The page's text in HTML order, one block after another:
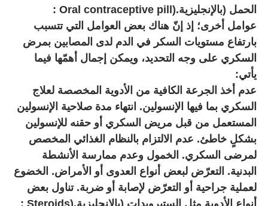
الحمل (بالإنجليزية: Oral contraceptive pill).
عوامل أخرى؛ إذ إنّ هناك بعض العوامل التي تتسبب
بارتفاع مستويات السكر في الدم لدى المصابين بمرض
السكري على وجه التحديد، ويمكن إجمال أهمّها فيما
يأتي:
عدم أخذ الجرعة الكافية من الأدوية المخصصة لعلاج
السكري بما فيها الإنسولين. انتهاء مدة صلاحية الإنسولين
المستعمل من قبل مريض السكري أو حقنه للإنسولين
بشكلٍ خاطئ. عدم الالتزام بالنظام الغذائي المخصص
لمرضى السكري. الخمول وعدم ممارسة الأنشطة
البدنية. التعرّض لبعض أنواع العدوى أو الأمراض. الخضوع
لعملية جراحية أو التعرّض لإصابة أو ضربة. تناول بعض
أنواع الأدوية مثل الستيرويدات (بالإنجليزية: Steroids).